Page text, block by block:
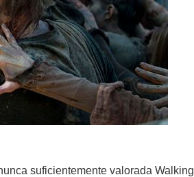
suficientemente valorada Walking